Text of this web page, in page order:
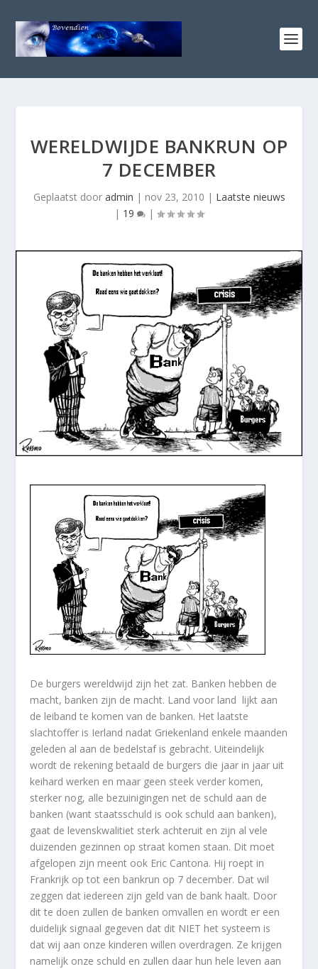
WERELDWIJDE BANKRUN OP
7 DECEMBER
Geplaatst door admin | nov 23, 2010 | Laatste nieuws
| 19 |
De burgers wereldwijd zijn het zat. Banken hebben de
macht, banken zijn de macht. Land voor land lijkt aan
de leiband te komen van de banken. Het laatste
slachtoffer is Ierland nadat Griekenland enkele maanden
geleden al aan de bedelstaf is gebracht. Uiteindelijk
wordt de rekening betaald de burgers die jaar in jaar uit
keihard werken en maar geen steek verder komen,
sterker nog, alle bezuinigingen net de schuld aan de
banken (want staatsschuld is ook schuld aan banken),
gaat de levenskwalitiet sterk achteruit en zijn al vele
duizenden gezinnen op straat komen staan. Dit moet
afgelopen zijn meent ook Eric Cantona. Hij roept in
Frankrijk op tot een bankrun op 7 december. Dat wil
zeggen dat iedereen zijn geld van de bank haalt. Door
dit te doen zullen de banken omvallen en wordt er een
duidelijk signaal gegeven dat dit NIET het systeem is
dat wij aan onze kinderen willen overdragen. Ze krijgen
namelijk onze schuld en zullen daar hun hele leven aan